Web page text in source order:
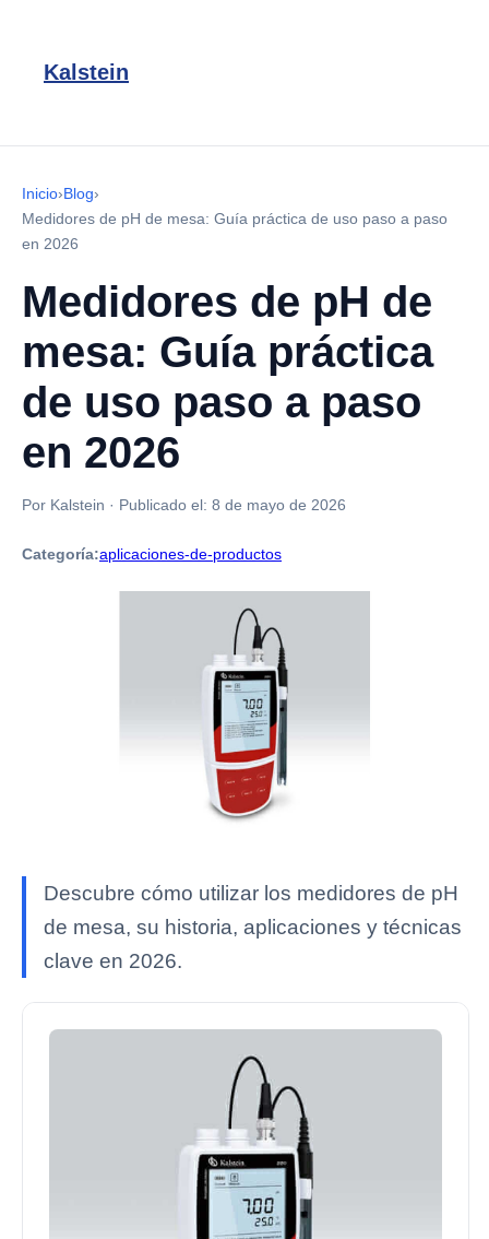
Kalstein
Inicio›Blog›
Medidores de pH de mesa: Guía práctica de uso paso a paso
en 2026
Medidores de pH de
mesa: Guía práctica
de uso paso a paso
en 2026
Por Kalstein · Publicado el: 8 de mayo de 2026
Categoría:aplicaciones-de-productos
Descubre cómo utilizar los medidores de pH
de mesa, su historia, aplicaciones y técnicas
clave en 2026.